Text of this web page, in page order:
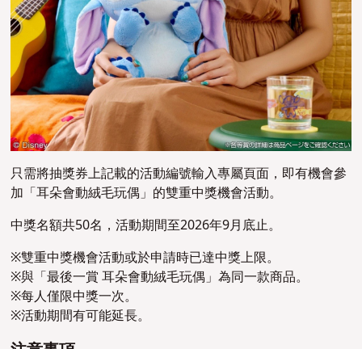
只需將抽獎券上記載的活動編號輸入專屬頁面，即有機會參
加「耳朵會動絨毛玩偶」的雙重中獎機會活動。
中獎名額共50名，活動期間至2026年9月底止。
※雙重中獎機會活動或於申請時已達中獎上限。
※與「最後一賞 耳朵會動絨毛玩偶」為同一款商品。
※每人僅限中獎一次。
※活動期間有可能延長。